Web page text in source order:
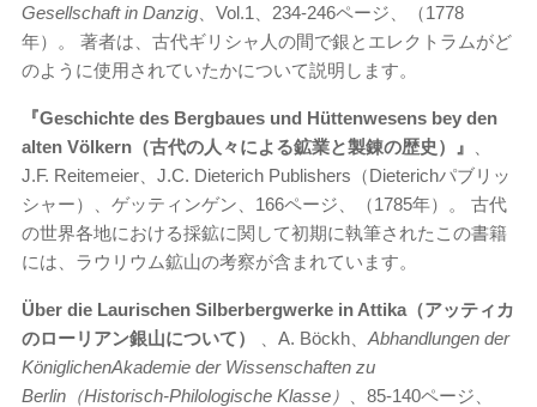
Gesellschaft in Danzig 、Vol.1、234-246ページ、（1778
年）。 著者は、古代ギリシャ人の間で銀とエレクトラムがど
のように使用されていたかについて説明します。
『Geschichte des Bergbaues und Hüttenwesens bey den
alten Völkern（古代の人々による鉱業と製錬の歴史）』
J.F. Reitemeier、J.C. Dieterich Publishers（Dieterichパブリッ
シャー）、ゲッティンゲン、166ページ、（1785年）。 古代
の世界各地における採鉱に関して初期に執筆されたこの書籍
には、ラウリウム鉱山の考察が含まれています。
Über die Laurischen Silberbergwerke in Attika（アッティカ
のローリアン銀山について）
、A. Böckh、 Abhandlungen der
KöniglichenAkademie der Wissenschaften zu
Berlin（Historisch-Philologische Klasse）
、85-140ページ、